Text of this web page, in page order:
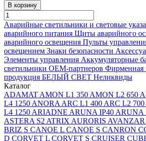
В корзину
Аварийные светильники и световые
аварийного питания Щиты аварийного
аварийного освещения Пульты
освещением Знаки безопасности
Элементы управления Аккумуляторные
светильники ОЕМ-партнеров Фирменная
продукция БЕЛЫЙ СВЕТ Неликвиды
Каталог
ADAMAT AMON L1 350 AMON L2 650
L4 1250 ANORA ARC L1 400 ARC L2 700
L4 1250 ARIADNE ARUNA IP40 ARUNA
ASTERA S2 ATRIX AURORIS AVANZAR
BRIZ S CANOE L CANOE S CANRON
D CORVET L CORVET S CRUISER